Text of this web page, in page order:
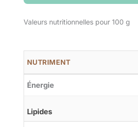
Valeurs nutritionnelles pour 100 g
NUTRIMENT
Énergie
Lipides